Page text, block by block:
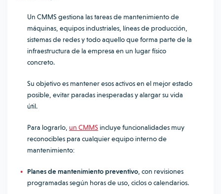
Un CMMS gestiona las tareas de mantenimiento de
máquinas, equipos industriales, líneas de producción,
sistemas de redes y todo aquello que forma parte de la
infraestructura de la empresa en un lugar físico
concreto.
Su objetivo es mantener esos activos en el mejor estado
posible, evitar paradas inesperadas y alargar su vida
útil.
Para lograrlo, un CMMS incluye funcionalidades muy
reconocibles para cualquier equipo interno de
mantenimiento:
Planes de mantenimiento preventivo , con revisiones
programadas según horas de uso, ciclos o calendarios.